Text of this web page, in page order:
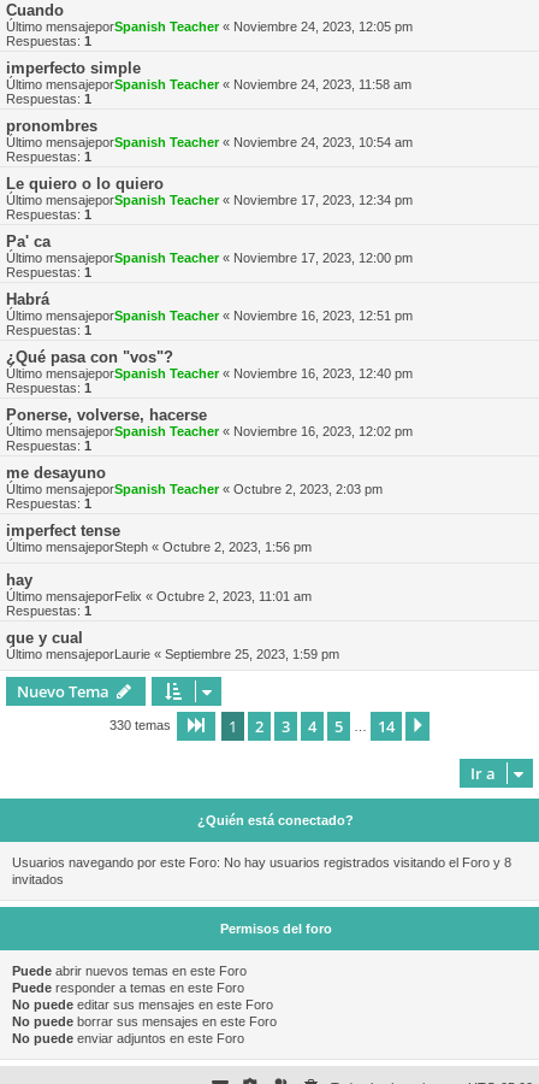
Cuando
Último mensajeporSpanish Teacher« Noviembre 24, 2023, 12:05 pm
Respuestas: 1
imperfecto simple
Último mensajeporSpanish Teacher« Noviembre 24, 2023, 11:58 am
Respuestas: 1
pronombres
Último mensajeporSpanish Teacher« Noviembre 24, 2023, 10:54 am
Respuestas: 1
Le quiero o lo quiero
Último mensajeporSpanish Teacher« Noviembre 17, 2023, 12:34 pm
Respuestas: 1
Pa' ca
Último mensajeporSpanish Teacher« Noviembre 17, 2023, 12:00 pm
Respuestas: 1
Habrá
Último mensajeporSpanish Teacher« Noviembre 16, 2023, 12:51 pm
Respuestas: 1
¿Qué pasa con "vos"?
Último mensajeporSpanish Teacher« Noviembre 16, 2023, 12:40 pm
Respuestas: 1
Ponerse, volverse, hacerse
Último mensajeporSpanish Teacher« Noviembre 16, 2023, 12:02 pm
Respuestas: 1
me desayuno
Último mensajeporSpanish Teacher« Octubre 2, 2023, 2:03 pm
Respuestas: 1
imperfect tense
Último mensajeporSteph « Octubre 2, 2023, 1:56 pm
hay
Último mensajeporFelix « Octubre 2, 2023, 11:01 am
Respuestas: 1
que y cual
Último mensajeporLaurie « Septiembre 25, 2023, 1:59 pm
Nuevo Tema
330 temas Página de 14
1 2 3 4 5 14
Ir a
¿Quién está conectado?
Usuarios navegando por este Foro: No hay usuarios registrados visitando el Foro y 8
invitados
Permisos del foro
Puede abrir nuevos temas en este Foro
Puede responder a temas en este Foro
No puede editar sus mensajes en este Foro
No puede borrar sus mensajes en este Foro
No puede enviar adjuntos en este Foro